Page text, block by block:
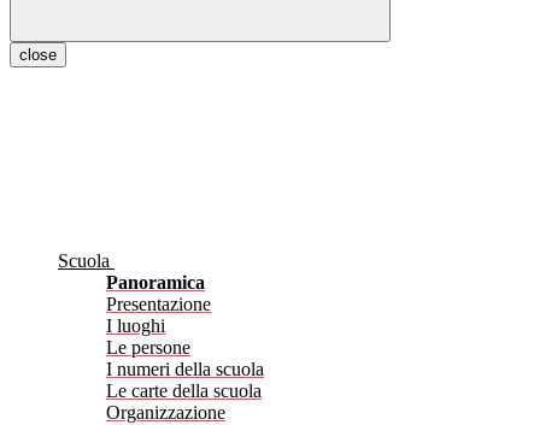
close
Scuola
Panoramica
Presentazione
I luoghi
Le persone
I numeri della scuola
Le carte della scuola
Organizzazione